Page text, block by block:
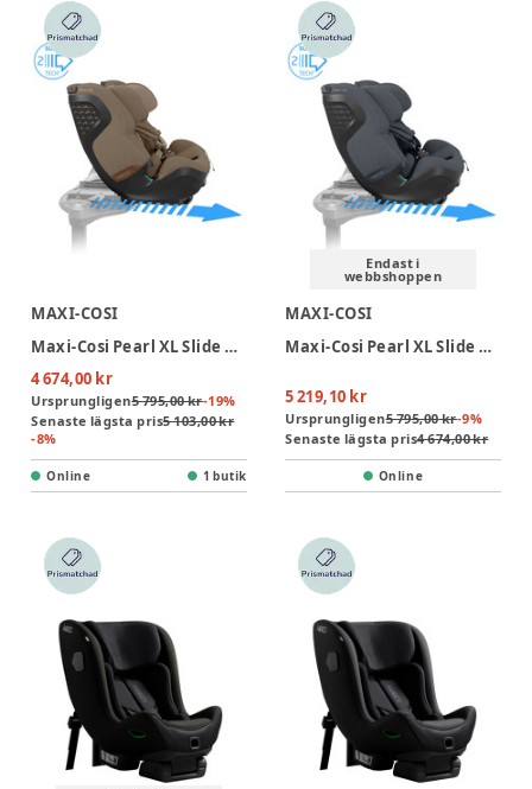
MAXI-COSI
Maxi-Cosi Pearl XL Slide Pro Bilbarnstol - Authentic Truffle
4 674,00 kr
Ursprungligen5 795,00 kr-19%
Senaste lägsta pris5 103,00 kr
-8%
Online 1 butik
Endast i
webbshoppen
MAXI-COSI
Maxi-Cosi Pearl XL Slide Pro Bilbarnstol - Authentic Graphite
5 219,10 kr
Ursprungligen5 795,00 kr-9%
Senaste lägsta pris4 674,00 kr
Online